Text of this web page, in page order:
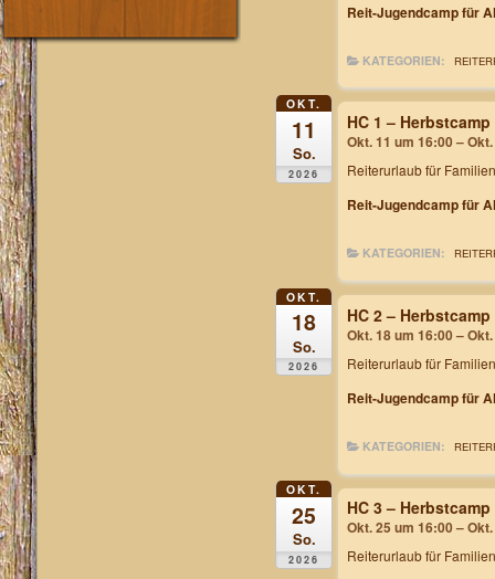
Reit-Jugendcamp für
KATEGORIEN:
OKT.
11
So.
2026
HC 1 – Herbstcamp
Okt. 11 um 16:00 –
Reiterurlaub für Familien
Reit-Jugendcamp für
KATEGORIEN:
OKT.
18
So.
2026
HC 2 – Herbstcamp
Okt. 18 um 16:00 –
Reiterurlaub für Familien
Reit-Jugendcamp für
KATEGORIEN:
OKT.
25
So.
2026
HC 3 – Herbstcamp
Okt. 25 um 16:00 –
Reiterurlaub für Familien